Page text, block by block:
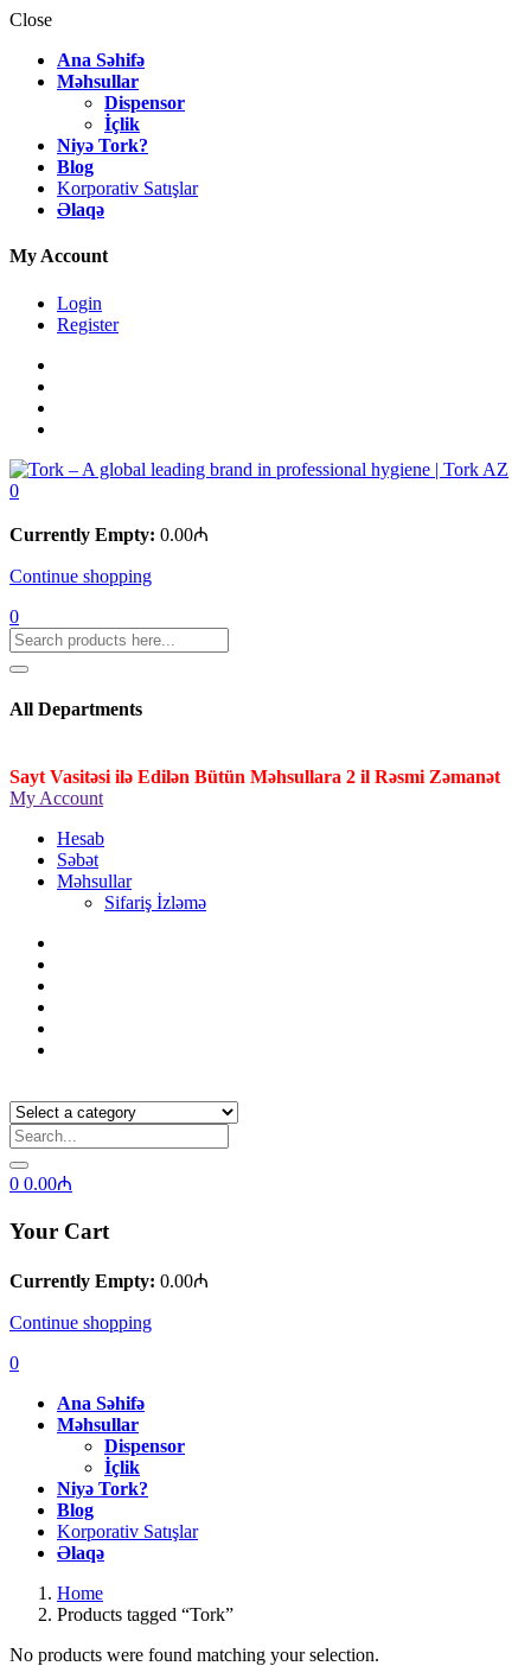
Close
Ana Səhifə
Məhsullar
Dispensor
İçlik
Niyə Tork?
Blog
Korporativ Satışlar
Əlaqə
My Account
Login
Register
0
Currently Empty: 0.00₼
Continue shopping
0
All Departments
Sayt Vasitəsi ilə Edilən Bütün Məhsullara 2 il Rəsmi Zəmanət
My Account
Hesab
Səbət
Məhsullar
Sifariş İzləmə
0 0.00₼
Your Cart
Currently Empty: 0.00₼
Continue shopping
0
Ana Səhifə
Məhsullar
Dispensor
İçlik
Niyə Tork?
Blog
Korporativ Satışlar
Əlaqə
Home
Products tagged “Tork”
No products were found matching your selection.